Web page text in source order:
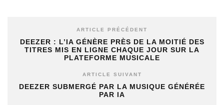
ARTICLE PRÉCÉDENT
DEEZER : L’IA GÉNÈRE PRÈS DE LA MOITIÉ DES
TITRES MIS EN LIGNE CHAQUE JOUR SUR LA
PLATEFORME MUSICALE
ARTICLE SUIVANT
DEEZER SUBMERGÉ PAR LA MUSIQUE GÉNÉRÉE
PAR IA